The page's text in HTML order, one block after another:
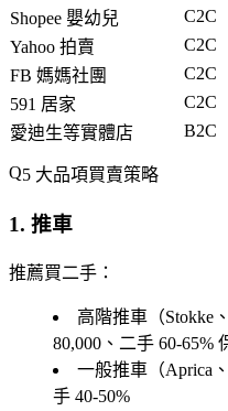
Shopee 嬰幼兒
C2C
Yahoo 拍賣
C2C
FB 媽媽社團
C2C
591 居家
C2C
愛迪生等實體店
B2C
5 大品項買賣策略
1. 推車
推薦買二手 ：
高階推車（Stokke
80,000、二手 60-65%
一般推車（Aprica
手 40-50%